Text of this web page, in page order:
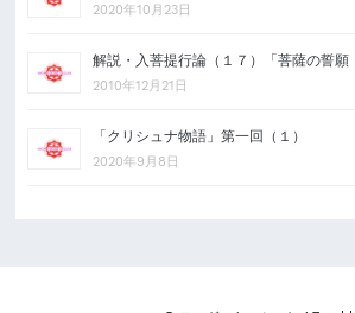
2020年10月23日
解説・入菩提行論（１７）「菩薩の誓
2010年12月21日
「クリシュナ物語」第一回（１）
2020年9月8日